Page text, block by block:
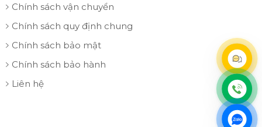
Chính sách vận chuyển
Chính sách quy định chung
Chính sách bảo mật
Chính sách bảo hành
Liên hệ